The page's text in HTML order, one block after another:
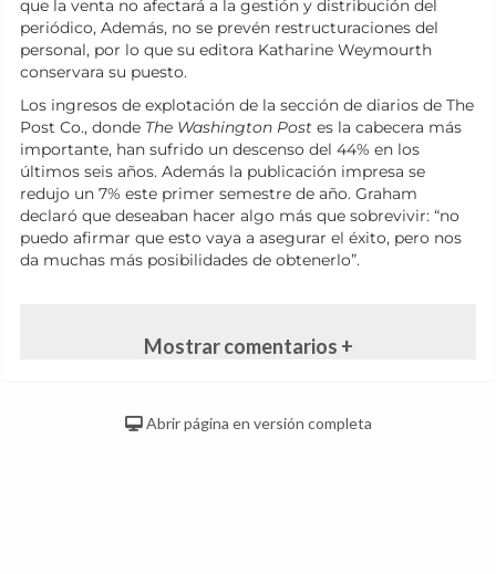
que la venta no afectará a la gestión y distribución del
periódico, Además, no se prevén restructuraciones del
personal, por lo que su editora Katharine Weymourth
conservara su puesto.
Los ingresos de explotación de la sección de diarios de The
Post Co., donde The Washington Post es la cabecera más
importante, han sufrido un descenso del 44% en los
últimos seis años. Además la publicación impresa se
redujo un 7% este primer semestre de año. Graham
declaró que deseaban hacer algo más que sobrevivir: “no
puedo afirmar que esto vaya a asegurar el éxito, pero nos
da muchas más posibilidades de obtenerlo”.
Mostrar comentarios +
Abrir página en versión completa